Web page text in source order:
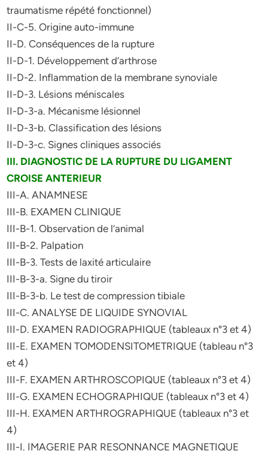
traumatisme répété fonctionnel)
II-C-5. Origine auto-immune
II-D. Conséquences de la rupture
II-D-1. Développement d’arthrose
II-D-2. Inflammation de la membrane synoviale
II-D-3. Lésions méniscales
II-D-3-a. Mécanisme lésionnel
II-D-3-b. Classification des lésions
II-D-3-c. Signes cliniques associés
III. DIAGNOSTIC DE LA RUPTURE DU LIGAMENT
CROISE ANTERIEUR
III-A. ANAMNESE
III-B. EXAMEN CLINIQUE
III-B-1. Observation de l’animal
III-B-2. Palpation
III-B-3. Tests de laxité articulaire
III-B-3-a. Signe du tiroir
III-B-3-b. Le test de compression tibiale
III-C. ANALYSE DE LIQUIDE SYNOVIAL
III-D. EXAMEN RADIOGRAPHIQUE (tableaux n°3 et 4)
III-E. EXAMEN TOMODENSITOMETRIQUE (tableau n°3
et 4)
III-F. EXAMEN ARTHROSCOPIQUE (tableaux n°3 et 4)
III-G. EXAMEN ECHOGRAPHIQUE (tableaux n°3 et 4)
III-H. EXAMEN ARTHROGRAPHIQUE (tableaux n°3 et
4)
III-I. IMAGERIE PAR RESONNANCE MAGNETIQUE